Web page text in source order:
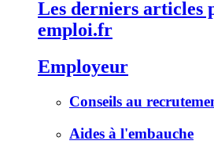
Les derniers articles
emploi.fr
Employeur
Conseils au
Aides à l'embauche